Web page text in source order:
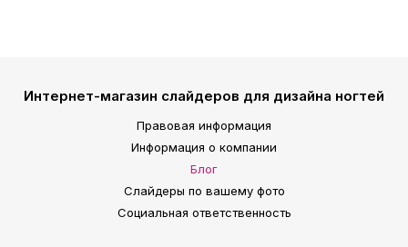
Интернет-магазин слайдеров для дизайна ногтей
Правовая информация
Информация о компании
Блог
Слайдеры по вашему фото
Социальная ответственность